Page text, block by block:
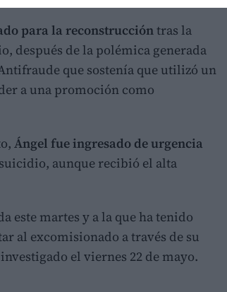
para la reconstruccióntras la
después de la polémica generada
que sostenía que utilizó un
a una promoción como
Ángel fue ingresado de urgencia
aunque recibió el alta
este martes y a la que ha tenido
al excomisionado a través de su
el viernes 22 de mayo.